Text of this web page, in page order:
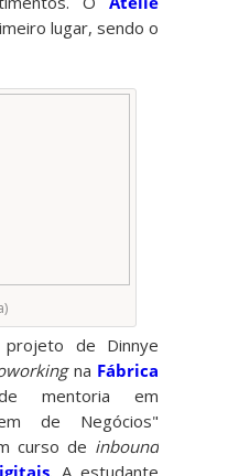
lugar, sendo o
de Dinnye
na Fábrica
mentoria em
de Negócios"
curso de inbound
. A estudante